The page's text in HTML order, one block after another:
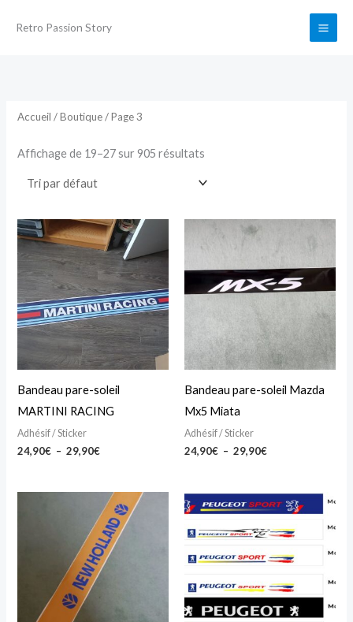
Retro Passion Story
Accueil /Boutique/ Page 3
Affichage de 19–27 sur 905 résultats
Bandeau pare-soleil
MARTINI RACING
Adhésif / Sticker
24,90€ – 29,90€
Plage
de
prix :
24,90€
à
29,90€
Ce
produit
a
plusieurs
variations.
Bandeau pare-soleil Mazda
Mx5 Miata
Adhésif / Sticker
24,90€ – 29,90€
prix :
à
29,90€
produit
a
plusieurs
options
du
produit
Plage
de
prix :
24,90€
à
29,90€
variations.
Plage
de
24,90€
29,90€
Ce
a
plusieurs
variations.
Les